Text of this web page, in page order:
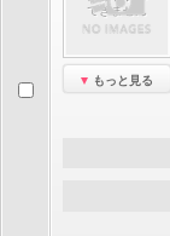
もっと見る